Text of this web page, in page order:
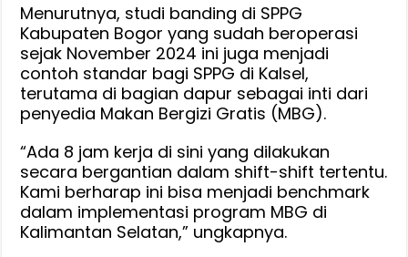
Menurutnya, studi banding di SPPG
Kabupaten Bogor yang sudah beroperasi
sejak November 2024 ini juga menjadi
contoh standar bagi SPPG di Kalsel,
terutama di bagian dapur sebagai inti dari
penyedia Makan Bergizi Gratis (MBG).
“Ada 8 jam kerja di sini yang dilakukan
secara bergantian dalam shift-shift tertentu.
Kami berharap ini bisa menjadi benchmark
dalam implementasi program MBG di
Kalimantan Selatan,” ungkapnya.